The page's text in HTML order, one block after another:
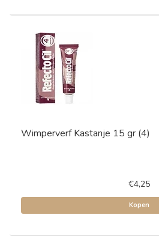
Wimperverf Kastanje 15 gr (4)
€4,25
Kopen